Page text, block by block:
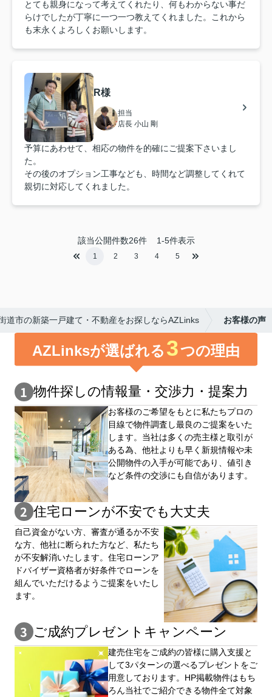
とても親身になって考えてくれたり、何もわからない事だ
らけでしたが丁寧に一つ一つ教えてくれました。これから
も末永くよろしくお願いします。
R様
担当
店長 小山 剛
予算にあわせて、相応の物件を的確にご提案下さいまし
た。
その後のオプション工事なども、時間など調整してくれて
親切に対応してくれました。
該当公開件数26件1-5件表示
1 2 3 4 5
道市の新築一戸建て・不動産をお探しならAZLinks お客様の声
AZLinksが選ばれる 3つの理由
物件探しの情報量・交渉⼒・提案⼒
お客様のご希望をもとに私たちプロの
目線で物件調査し最良のご提案をいた
します。当社は多くの売主様と取引が
ある為、他社よりも早く新規情報や未
公開物件の⼊手が可能であり、値引き
など条件の交渉にも自信があります。
住宅ローンが不安でも大丈夫
自⼰資⾦がない⽅、審査が通るか不安
な⽅、他社に断られた⽅など、私たち
が不安解消いたします。住宅ローンア
ドバイザー資格者が好条件でローンを
組んでいただけるようご提案をいたし
ます。
ご成約プレゼントキャンペーン
建売住宅をご成約の皆様に購⼊⽀援と
して3パターンの選べるプレゼントをご
用意しております。HP掲載物件はもち
ろん当社でご紹介できる物件全て対象